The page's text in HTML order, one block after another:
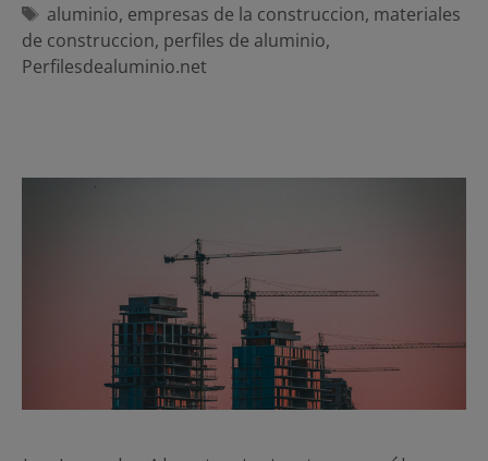
Etiquetas
aluminio, empresas de la construccion, materiales
de construccion, perfiles de aluminio,
Perfilesdealuminio.net